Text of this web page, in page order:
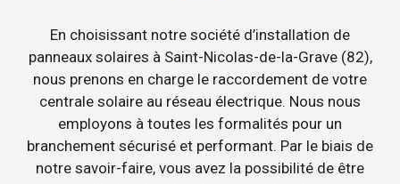
En choisissant notre société d’installation de
panneaux solaires à Saint-Nicolas-de-la-Grave (82),
nous prenons en charge le raccordement de votre
centrale solaire au réseau électrique. Nous nous
employons à toutes les formalités pour un
branchement sécurisé et performant. Par le biais de
notre savoir-faire, vous avez la possibilité de être